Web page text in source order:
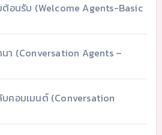
ต้อนรับ (Welcome Agents-Basic
า (Conversation Agents –
คอมเมนต์ (Conversation